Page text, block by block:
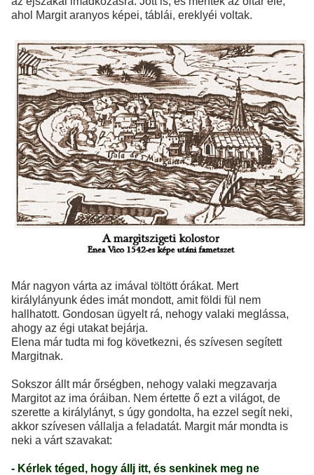
ahol Margit aranyos képei, táblái, ereklyéi voltak.
Már nagyon várta az imával töltött órákat. Mert
királylányunk édes imát mondott, amit földi fül nem
hallhatott. Gondosan ügyelt rá, nehogy valaki meglássa,
ahogy az égi utakat bejárja.
Elena már tudta mi fog következni, és szívesen segített
Margitnak.
Sokszor állt már őrségben, nehogy valaki megzavarja
Margitot az ima óráiban. Nem értette ő ezt a világot, de
szerette a királylányt, s úgy gondolta, ha ezzel segít neki,
akkor szívesen vállalja a feladatát. Margit már mondta is
neki a várt szavakat:
- Kérlek téged, hogy állj itt, és senkinek meg ne